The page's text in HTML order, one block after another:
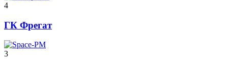
4
ГК Фрегат
3